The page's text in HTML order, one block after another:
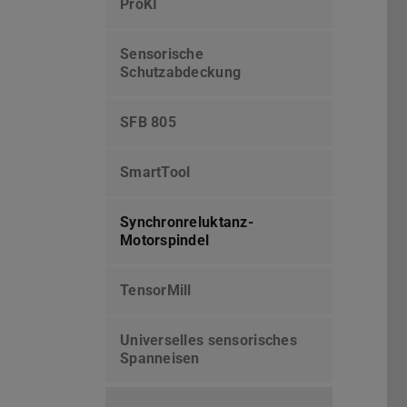
ProKI
Sensorische
Schutzabdeckung
SFB 805
SmartTool
Synchronreluktanz-
Motorspindel
TensorMill
Universelles sensorisches
Spanneisen